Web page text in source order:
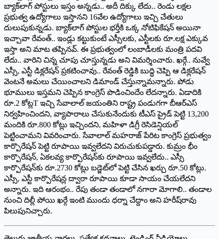
బ్యాక్‌లాగ్ పోస్టులు ఇస్తం అన్నడు.. అదీ దిక్కు లేదు.. రెండు లక్షల
ప్రభుత్వ ఉద్యోగాలు ఇస్తానని 16వేల ఉద్యోగాలు ఇచ్చి చేతులు
దులుపుకున్నడు. బ్యాక్‌లాగ్ పోస్టుల భర్తీకి ఒక్క నోటిఫికేషన్ అయినా
ఇచ్చావా రేవంత్.. ఇండ్లు కట్టుకుంటే ఎస్సీలకు, ఎస్టీలకు రూ.లక్ష ఎక్కువ
ఇస్తా అని మాట తప్పినవ్. ఈ ప్రభుత్వంలో లంబాడీలకు మంత్రి పదవి
లేదు.. వారిని చిన్న చూపు చూస్తున్నడు అని విమర్శించారు. ఖర్గే.. నువ్వే
ఎస్సీ, ఎస్టీ డిక్లరేషన్ ప్రకటించావు.. రేవంత్ రెడ్డికి బుద్ధి చెప్పి ఆ డిక్లరేషన్
వెంటనే అమలు చేయించాలని డిమాండ్ చేస్తున్నామన్నారు. పోడు
భూములు ఇస్తమని చెప్పిన కాంగ్రెస్ పొడించిందేం లేదన్నారు. ఏడాదికి
రూ.2 కోట్లT ఇచ్చి సేవాలాల్ జయంతిని రాష్ట్ర పండుగగా బీఆర్ఎస్
నిర్వహించిందని, వ్యాపారాలు చేసుకునేందుకు టీఎస్ ప్రైడ్ పెట్టి 13,200
మందికి రూ.800 కోట్లు ఇచ్చిందని, మహిళా డిగ్రీ రెసిడెన్షియల్
పెట్టించామని వివరించారు. సేవాలాల్ మహరాజ్ పేరిట కాంగ్రెస్ ప్రభుత్వం
కార్పొరేషన్ పెట్టి రూపాయి ఇవ్వలేదని విరుచుకుపడ్డారు. కుమ్రం భీం
కార్పొరేషన్, ఏకలవ్య కార్పొరేషన్‌కు రూపాయి ఇవ్వలేదు.. ఎస్సీ
కార్పొరేషన్‌కు రూ.2730 కోట్లు బడ్జెట్‌లో పెట్టి చేసిన ఖర్చు రూ.50 కోట్లు.
ఎస్సీ, ఎస్టీ కార్పొరేషన్ల ద్వారా రూపాయి కూడా సాయం చేయలేదని
అన్నారు. ఇది ఆరంభం.. రేపు తండా తండాలో నగారా మోగాలి.. తండాల
నుంచి దిల్లీ పోయి ఖర్గే ఇంటి ముందు ధర్నా చేద్దాం అని హరీష్‌రావు
పిలుపునిచ్చారు.